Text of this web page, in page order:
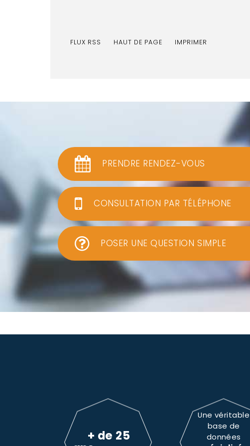
FLUX RSS HAUT DE PAGE IMPRIMER
PRENDRE RENDEZ-VOUS
CONSULTATION PAR TÉLÉPHONE
POSER UNE QUESTION SIMPLE
+ de 25
Une véritable
base de
données